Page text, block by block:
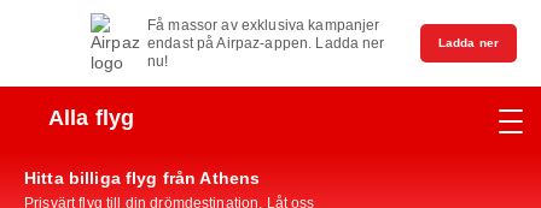
Få massor av exklusiva kampanjer
endast på Airpaz-appen. Ladda ner
nu!
Ladda ner
Alla flyg
Hitta billiga flyg från Athens
Prisvärt flyg till din drömdestination. Låt oss